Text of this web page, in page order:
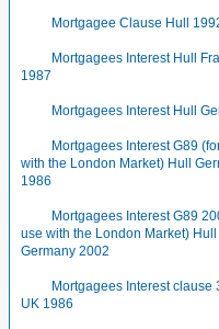
Mortgagee Clause Hull
Mortgagees Interest Hull
1987
Mortgagees Interest Hull
Mortgagees Interest G89
with the London Market) Hull
1986
Mortgagees Interest G89
use with the London Market) Hull
Germany 2002
Mortgagees Interest clause
UK 1986